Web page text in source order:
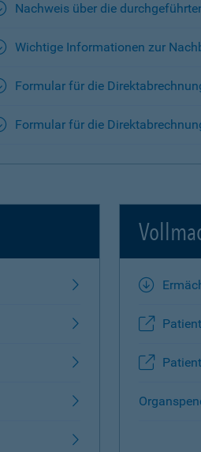
Nachweis über die
Wichtige Informationen zur
Formular für die
Formular für die